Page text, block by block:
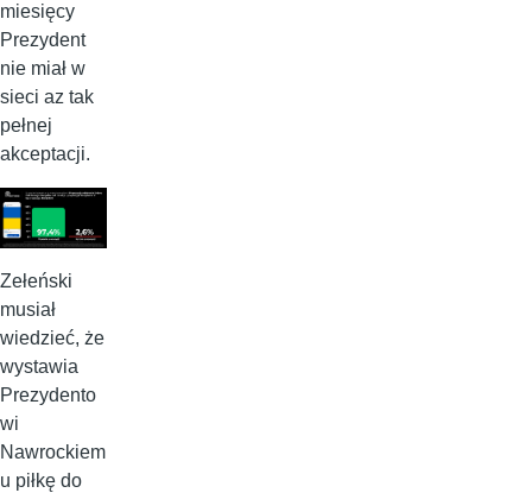
miesięcy
Prezydent
nie miał w
sieci az tak
pełnej
akceptacji.
Zełeński
musiał
wiedzieć, że
wystawia
Prezydento
wi
Nawrockiem
u piłkę do